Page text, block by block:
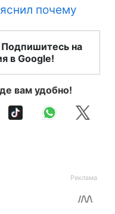
почему
Подпишитесь на
в Google!
вам удобно!